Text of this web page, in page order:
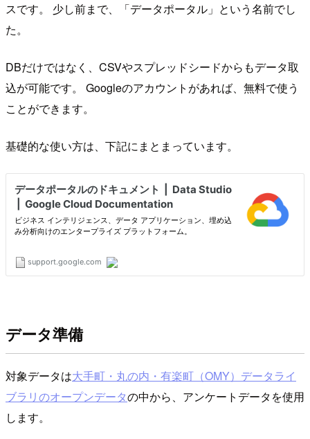
スです。 少し前まで、「データポータル」という名前でし
た。
DBだけではなく、CSVやスプレッドシードからもデータ取
込が可能です。 Googleのアカウントがあれば、無料で使う
ことができます。
基礎的な使い方は、下記にまとまっています。
データ準備
対象データは大手町・丸の内・有楽町（OMY）データライ
ブラリのオープンデータの中から、アンケートデータを使用
します。